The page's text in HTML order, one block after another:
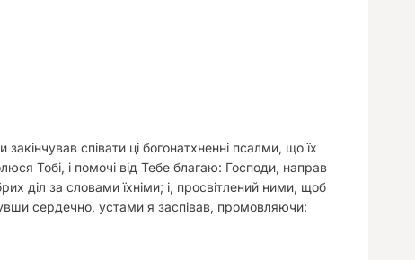
співати ці богонатхненні псалми, що їх
Тобі, і помочі від Тебе благаю: Господи, направ
діл за словами їхніми; і, просвітлений ними, щоб
сердечно, устами я заспівав, промовляючи: